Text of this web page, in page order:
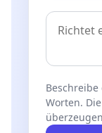
Worten.